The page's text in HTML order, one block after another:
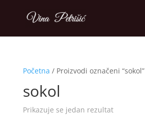
Početna / Proizvodi označeni “sokol”
sokol
Prikazuje se jedan rezultat